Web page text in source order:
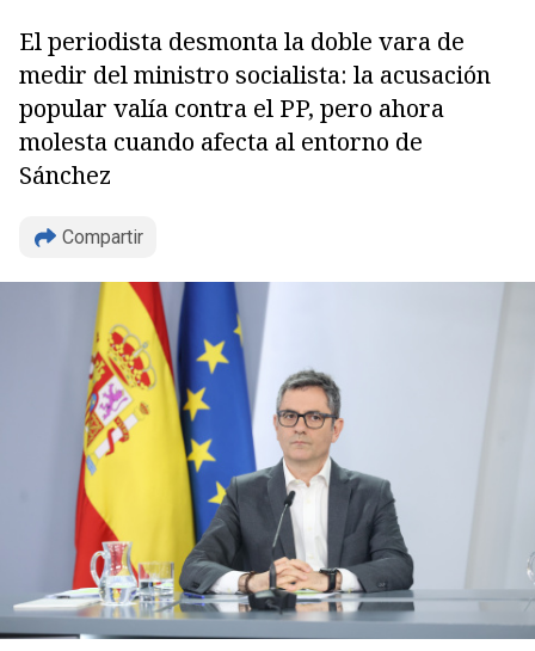
El periodista desmonta la doble vara de
medir del ministro socialista: la acusación
popular valía contra el PP, pero ahora
molesta cuando afecta al entorno de
Sánchez
Compartir
Copiar